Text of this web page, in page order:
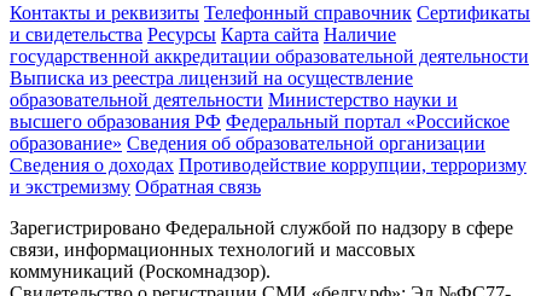
Контакты и реквизиты Телефонный справочник Сертификаты
и свидетельства Ресурсы Карта сайта Наличие
государственной аккредитации образовательной деятельности
Выписка из реестра лицензий на осуществление
образовательной деятельности Министерствo науки и
высшего образования РФ Федеральный портал «Российское
образование» Сведения об образовательной организации
Сведения о доходах Противодействие коррупции, терроризму
и экстремизму Обратная связь
Зарегистрировано Федеральной службой по надзору в сфере
связи, информационных технологий и массовых
коммуникаций (Роскомнадзор).